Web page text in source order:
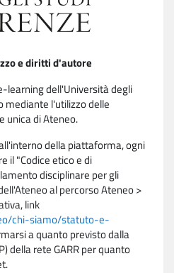
e diritti d'autore
learning dell'Università degli
mediante l'utilizzo delle
unica di Ateneo.
della piattaforma, ogni
il "Codice etico e di
disciplinare per gli
al percorso Ateneo >
link
chi-siamo/statuto-e-
a quanto previsto dalla
della rete GARR per quanto